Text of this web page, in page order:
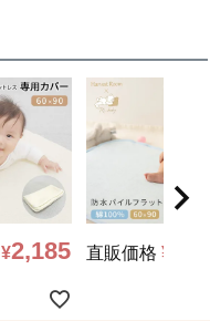
¥2,185 直販価格 ¥